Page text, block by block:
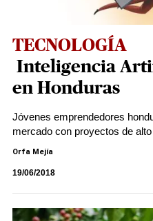
TECNOLOGÍA
Inteligencia
en Honduras
Jóvenes emprendedores
mercado con proyectos de
Orfa Mejía
19/06/2018